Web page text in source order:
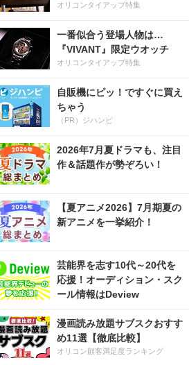
オリコンタイアップ特集
一番似合う登場人物は…
『VIVANT』限定ウオッチ
オリコンタイアップ特集
自販機にピッ！ですぐに買え
ちゃう
（PR）ジハンピ
2026年7月夏ドラマも、注目
作＆話題作が勢ぞろい！
【夏アニメ2026】7月期夏の
新アニメを一挙紹介！
芸能界を志す10代～20代を
応援！オーディション・スク
ール情報はDeview
漫画読み放題サブスクおすす
め11選【徹底比較】
オリコン顧客満足度ランキング